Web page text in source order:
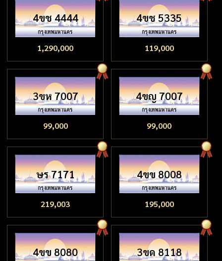
4ขช 4444
1,290,000
4ขช 5335
119,000
3ขห 7007
99,000
4ขญ 7007
99,000
ษร 7171
219,003
4ขข 8008
195,000
4ขข 8080 3ขด 8118